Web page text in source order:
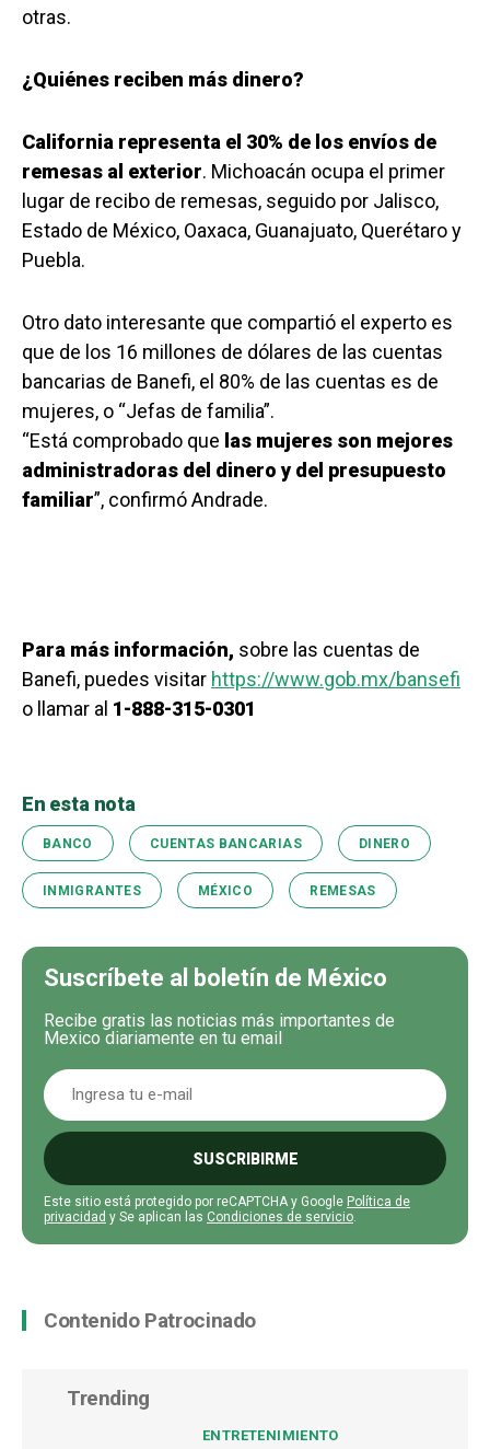
otras.
¿Quiénes reciben más dinero?
California representa el 30% de los envíos de
remesas al exterior. Michoacán ocupa el primer
lugar de recibo de remesas, seguido por Jalisco,
Estado de México, Oaxaca, Guanajuato, Querétaro y
Puebla.
Otro dato interesante que compartió el experto es
que de los 16 millones de dólares de las cuentas
bancarias de Banefi, el 80% de las cuentas es de
mujeres, o “Jefas de familia”.
“Está comprobado que las mujeres son mejores
administradoras del dinero y del presupuesto
familiar”, confirmó Andrade.
Para más información, sobre las cuentas de
Banefi, puedes visitar https://www.gob.mx/bansefi
o llamar al 1-888-315-0301
En esta nota
BANCO CUENTAS BANCARIAS DINERO
INMIGRANTES MÉXICO REMESAS
Suscríbete al boletín de México
Recibe gratis las noticias más importantes de
Mexico diariamente en tu email
SUSCRIBIRME
Este sitio está protegido por reCAPTCHA y Google Política de
privacidad y Se aplican las Condiciones de servicio.
Contenido Patrocinado
Trending
ENTRETENIMIENTO